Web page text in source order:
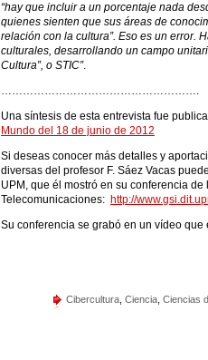
“hay que incluir a un porcentaje nada
quienes sienten que sus áreas de
relación con la cultura”. Eso es un error.
culturales, desarrollando un campo
Cultura”, o STIC”.
……………………………………………….
Una síntesis de esta entrevista fue
Mundo del 18 de junio de 2012
Si deseas conocer más detalles y
diversas del profesor F. Sáez Vacas
UPM, que él mostró en su conferencia
Telecomunicaciones: http://
Su conferencia se grabó en un vídeo que
Cibercultura Ciencia Ciencias